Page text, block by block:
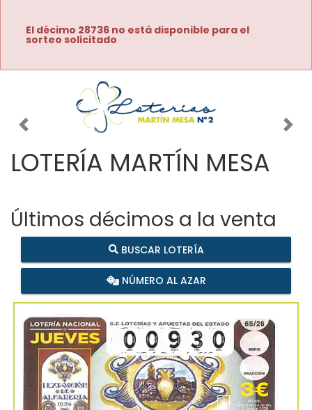
El décimo 28736 no está disponible para el
sorteo solicitado
Imagen anterior
LOTERÍA MARTÍN MESA
Últimos décimos a la venta
BUSCAR LOTERÍA
NÚMERO AL AZAR